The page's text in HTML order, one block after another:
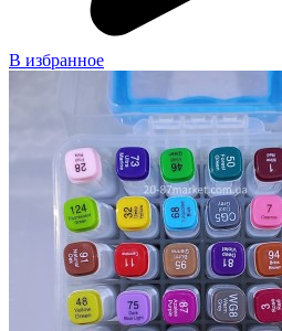
В избранное